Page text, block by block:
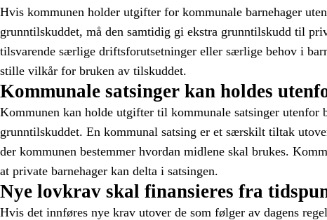
Hvis kommunen holder utgifter for kommunale barnehager
grunntilskuddet, må den samtidig gi ekstra grunntilskudd til
tilsvarende særlige driftsforutsetninger eller særlige behov i
stille vilkår for bruken av tilskuddet.
Kommunale satsinger kan holdes
Kommunen kan holde utgifter til kommunale satsinger utenfor
grunntilskuddet. En kommunal satsing er et særskilt tiltak
der kommunen bestemmer hvordan midlene skal brukes.
at private barnehager kan delta i satsingen.
Nye lovkrav skal finansieres fra
Hvis det innføres nye krav utover de som følger av dagens